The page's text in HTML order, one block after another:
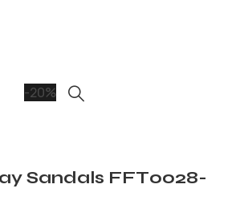
-20%
Sandals FFT0028-